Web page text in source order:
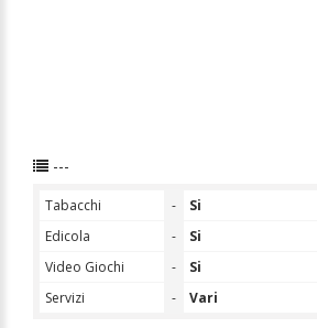
---
Tabacchi -
Si
Edicola
-
Si
Video Giochi
-
Si
Servizi
- Vari